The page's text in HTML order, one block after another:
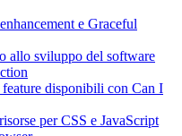
e Graceful
allo sviluppo del software
disponibili con Can I
per CSS e JavaScript